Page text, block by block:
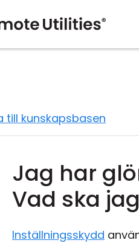
till kunskapsbasen
Jag har
Vad ska
Inställningsskydd